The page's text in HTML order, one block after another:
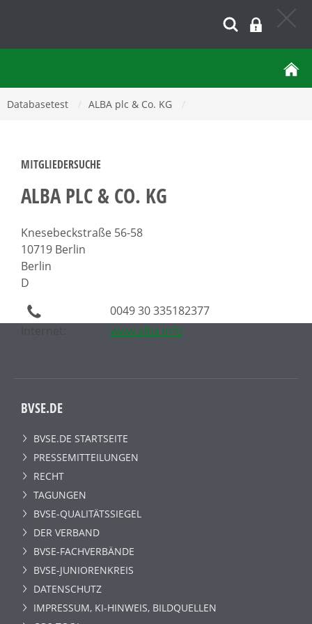
Databasetest ALBA plc & Co. KG
MITGLIEDERSUCHE
ALBA PLC & CO. KG
Knesebeckstraße 56-58
10719 Berlin
Berlin
D
0049 30 335182377
www.alba.info
BVSE.DE
BVSE.DE STARTSEITE
PRESSEMITTEILUNGEN
RECHT
TAGUNGEN
BVSE-QUALITÄTSSIEGEL
DER VERBAND
BVSE-FACHVERBÄNDE
BVSE-JUNIORENKREIS
DATENSCHUTZ
IMPRESSUM, KI-HINWEIS, BILDQUELLEN